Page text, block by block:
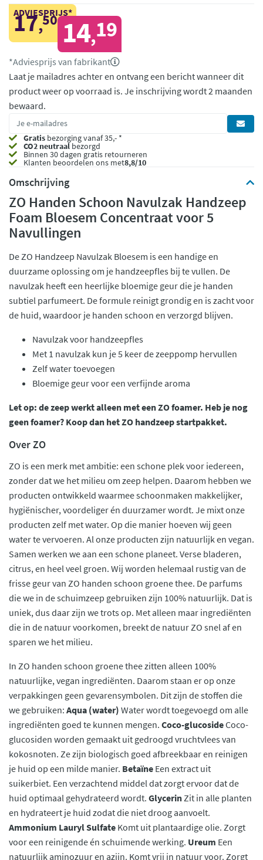
ADVIESPRIJS*
17,50 14,19
*Adviesprijs van fabrikant
Laat je mailadres achter en ontvang een bericht wanneer dit
product weer op voorraad is. Je inschrijving wordt 2 maanden
bewaard.
Gratis bezorging vanaf 35,- *
CO2 neutraalbezorgd
Binnen 30 dagen gratis retourneren
Klanten beoordelen ons met8,8/10
Omschrijving
ZO Handen Schoon Navulzak Handzeep
Foam Bloesem Concentraat voor 5
Navullingen
De ZO Handzeep Navulzak Bloesem is een handige en
duurzame oplossing om je handzeepfles bij te vullen. De
navulzak heeft een heerlijke bloemige geur die je handen
subtiel parfumeert. De formule reinigt grondig en is zacht voor
de huid, waardoor je handen schoon en verzorgd blijven.
Navulzak voor handzeepfles
Met 1 navulzak kun je 5 keer de zeeppomp hervullen
Zelf water toevoegen
Bloemige geur voor een verfijnde aroma
Let op: de zeep werkt alleen met een ZO foamer. Heb je nog
geen foamer? Koop dan het ZO handzeep startpakket.
Over ZO
ZO is een merk met ambitie: een schone plek voor iedereen,
zonder dat we het milieu om zeep helpen. Daarom hebben we
producten ontwikkeld waarmee schoonmaken makkelijker,
hygiënischer, voordeliger én duurzamer wordt. Je mixt onze
producten zelf met water. Op die manier hoeven wij geen
water te vervoeren. Al onze producten zijn natuurlijk en vegan.
Samen werken we aan een schone planeet. Verse bladeren,
citrus, en heel veel groen. Wij worden helemaal rustig van de
frisse geur van ZO handen schoon groene thee. De parfums
die we in de schuimzeep gebruiken zijn 100% natuurlijk. Dat is
uniek, dus daar zijn we trots op. Met alleen maar ingrediënten
die in de natuur voorkomen, breekt de natuur ZO snel af en
sparen we het milieu.
In ZO handen schoon groene thee zitten alleen 100%
natuurlijke, vegan ingrediënten. Daarom staan er op onze
verpakkingen geen gevarensymbolen. Dit zijn de stoffen die
we gebruiken: Aqua (water) Water wordt toegevoegd om alle
ingrediënten goed te kunnen mengen. Coco-glucosideCoco-
glucosiden worden gemaakt uit gedroogd vruchtvlees van
kokosnoten. Ze zijn biologisch goed afbreekbaar en reinigen
je huid op een milde manier. Betaïne Een extract uit
suikerbiet. Een verzachtend middel dat zorgt ervoor dat de
huid optimaal gehydrateerd wordt. GlycerinZit in alle planten
en hydrateert je huid zodat die niet droog aanvoelt.
Ammonium Lauryl Sulfate Komt uit plantaardige olie. Zorgt
voor een reinigende én schuimende werking. Ureum Een
natuurlijk aminozuur en azijn. Komt vrij in natuur voor. Zorgt